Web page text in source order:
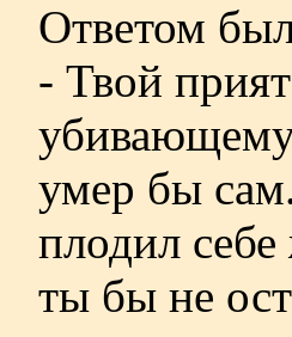
Ответом
- Твой
умер бы
плодил
ты бы не